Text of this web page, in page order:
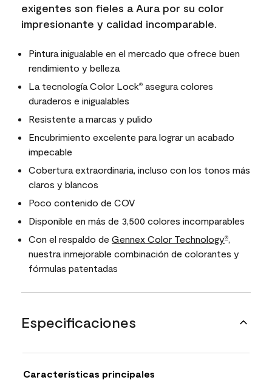
exigentes son fieles a Aura por su color
impresionante y calidad incomparable.
Pintura inigualable en el mercado que ofrece buen
rendimiento y belleza
La tecnología Color Lock® asegura colores
duraderos e inigualables
Resistente a marcas y pulido
Encubrimiento excelente para lograr un acabado
impecable
Cobertura extraordinaria, incluso con los tonos más
claros y blancos
Poco contenido de COV
Disponible en más de 3,500 colores incomparables
Con el respaldo de Gennex Color Technology®,
nuestra inmejorable combinación de colorantes y
fórmulas patentadas
Especificaciones
Características principales